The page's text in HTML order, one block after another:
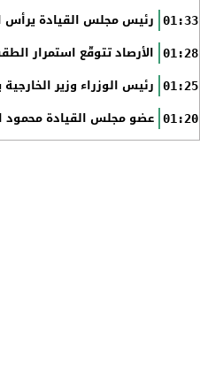
01:33 رئيس مجلس القيادة يرأس
01:28 الأرصاد تتوقّع استمرار
01:25 رئيس الوزراء وزير
01:20 عضو مجلس القيادة محمود